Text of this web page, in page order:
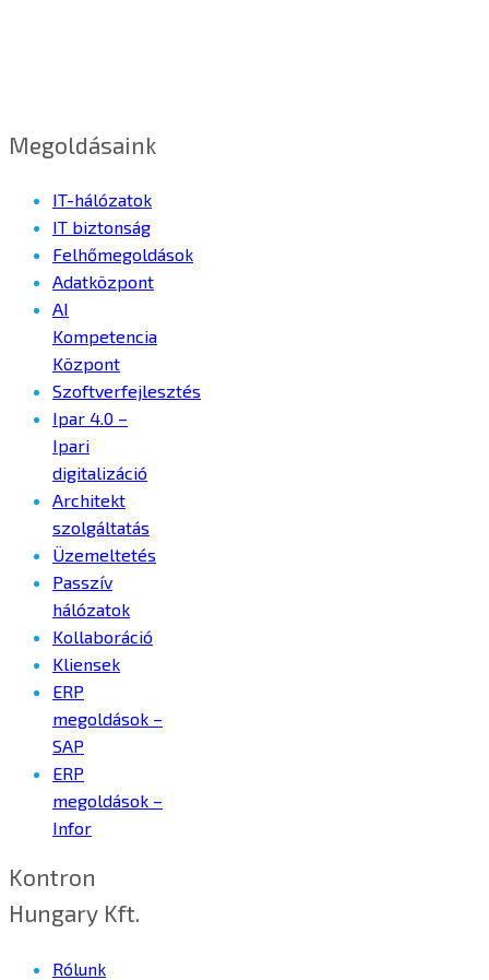
Megoldásaink
IT-hálózatok
IT biztonság
Felhőmegoldások
Adatközpont
AI
Kompetencia
Központ
Szoftverfejlesztés
Ipar 4.0 –
Ipari
digitalizáció
Architekt
szolgáltatás
Üzemeltetés
Passzív
hálózatok
Kollaboráció
Kliensek
ERP
megoldások –
SAP
ERP
megoldások –
Infor
Kontron
Hungary Kft.
Rólunk